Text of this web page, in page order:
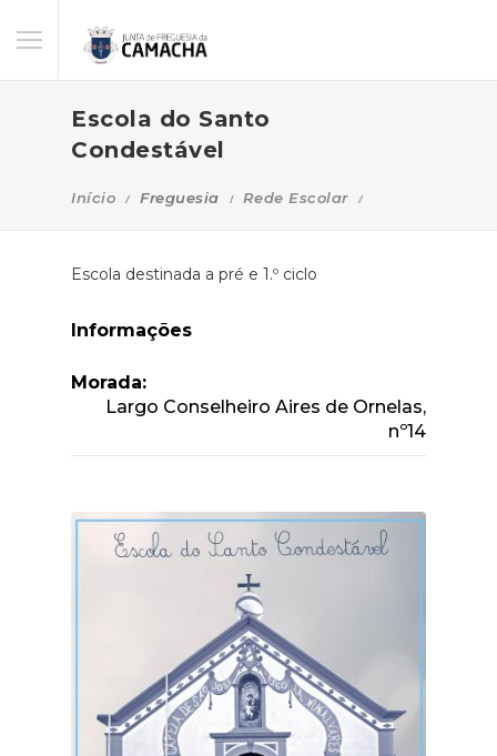
Escola do Santo
Condestável
Início Freguesia Rede Escolar
Escola destinada a pré e 1.º ciclo
Informações
Morada:
Largo Conselheiro Aires de Ornelas,
nº14